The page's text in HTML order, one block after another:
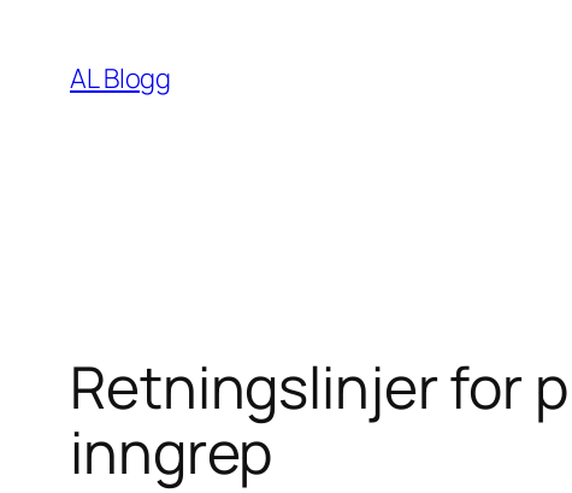
content
AL Blogg
Retningslinjer for
inngrep